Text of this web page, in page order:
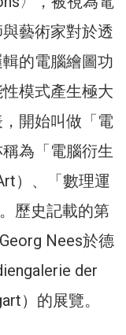
藝術家對於透
的電腦繪圖功
模式產生極大
開始叫做「電
為「電腦衍生
）、「數理運
歷史記載的第
Nees於德
der
）的展覽。